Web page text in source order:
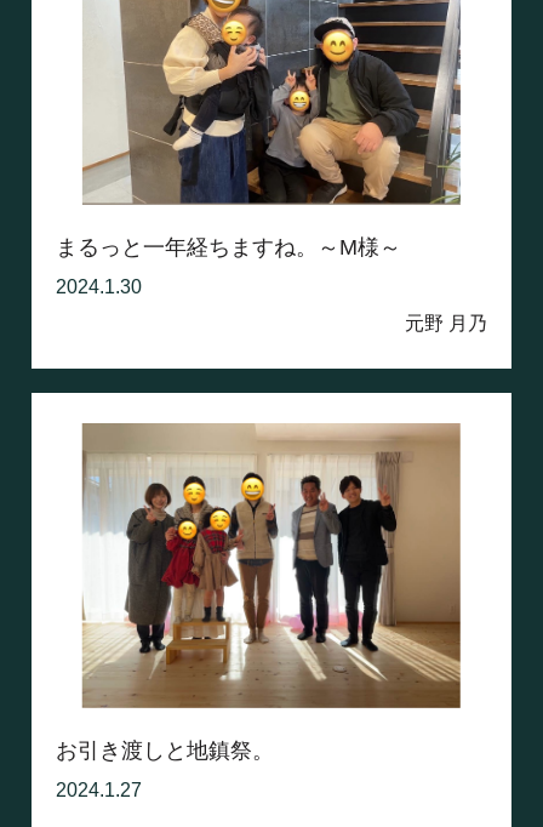
まるっと一年経ちますね。～M様～
2024.1.30
元野 月乃
お引き渡しと地鎮祭。
2024.1.27